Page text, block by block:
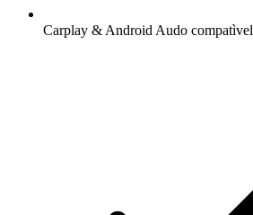
Carplay & Android Audo compatìvel